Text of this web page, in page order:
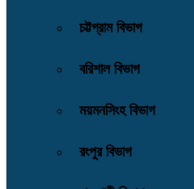
চট্টগ্রাম বিভাগ
বরিশাল বিভাগ
ময়মনসিংহ বিভাগ
রংপুর বিভাগ